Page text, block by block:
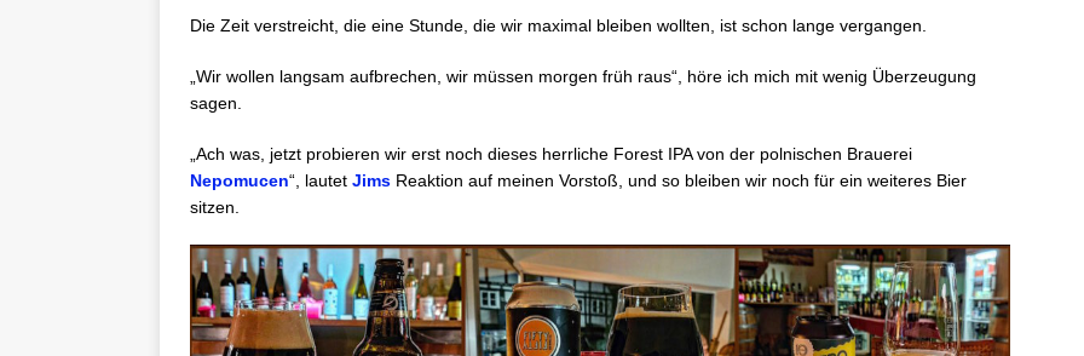
Die Zeit verstreicht, die eine Stunde, die wir maximal bleiben wollten, ist schon lange vergangen.
„Wir wollen langsam aufbrechen, wir müssen morgen früh raus“, höre ich mich mit wenig Überzeugung
sagen.
„Ach was, jetzt probieren wir erst noch dieses herrliche Forest IPA von der polnischen Brauerei
Nepomucen“, lautet Jims Reaktion auf meinen Vorstoß, und so bleiben wir noch für ein weiteres Bier
sitzen.